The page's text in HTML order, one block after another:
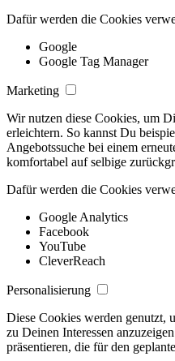
Dafür werden die Cookies
Google
Google Tag Manager
Marketing
Wir nutzen diese Cookies, um
erleichtern. So kannst Du
Angebotssuche bei einem
komfortabel auf selbige
Dafür werden die Cookies
Google Analytics
Facebook
YouTube
CleverReach
Personalisierung
Diese Cookies werden genutzt,
zu Deinen Interessen
präsentieren, die für den